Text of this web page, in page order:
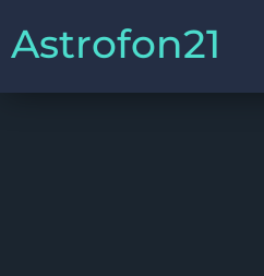
Astrofon21